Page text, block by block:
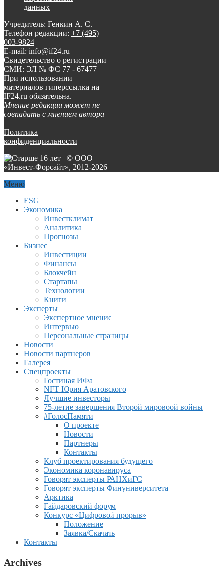
данных
Учредитель: Генкин А. С.
Телефон редакции: +7 (495)
003-9824
E-mail: info@if24.ru
Свидетельство о регистрации
СМИ: ЭЛ № ФС 77 - 67477
При использовании
материалов гиперссылка на
IF24.ru обязательна.
Мнение редакции может не
совпадать с мнением автора
Политика
конфиденциальности
© ООО
«Инвест-Форсайт», 2012-2026
Меню
ESG
Экономика
Инвестклимат
Аналитика
Прогнозы
Бизнес
Инвестиции
Финансы
Блокчейн
Стартапы
Технологии
Книги
Эксперты
Экспертное мнение
Интервью
Персональные страницы
Новости
Новости партнеров
Галерея
Спецпроекты
Гостиная ИФа
NFT Юрия Аратовского
Лучшие инвесторы
75-летие завершения Второй мировоой войны
#ГолосПамяти
О проекте
Новости
Партнеры
Контакты
Клуб проектирования будущего
Экономика коронавируса
Говорят эксперты РАНХиГС
Говорят эксперты Финуниверситета
Арктика
Гайдаровский форум
Конкурс «Цифровой прорыв»
Положение
Заявка/Скачать
Контакты
Archives